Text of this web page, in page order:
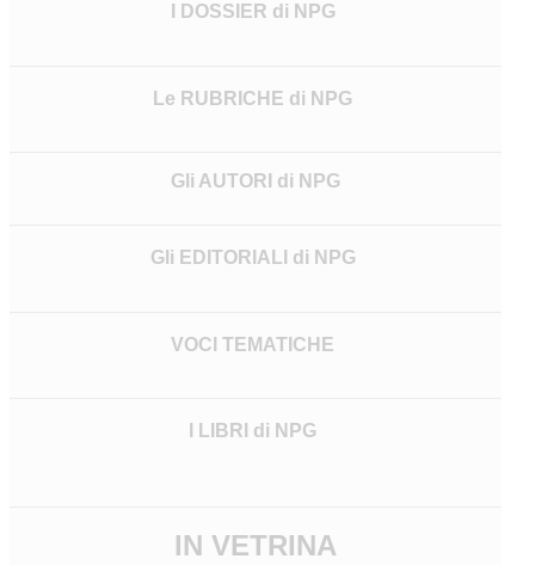
I DOSSIER di NPG
Le RUBRICHE di NPG
Gli AUTORI di NPG
Gli EDITORIALI di NPG
VOCI TEMATICHE
I LIBRI di NPG
IN VETRINA